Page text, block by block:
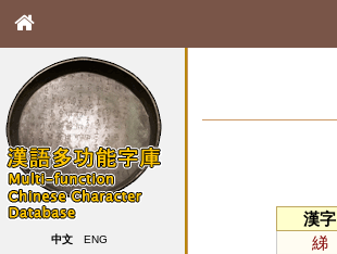
中文 ENG
漢字
綈